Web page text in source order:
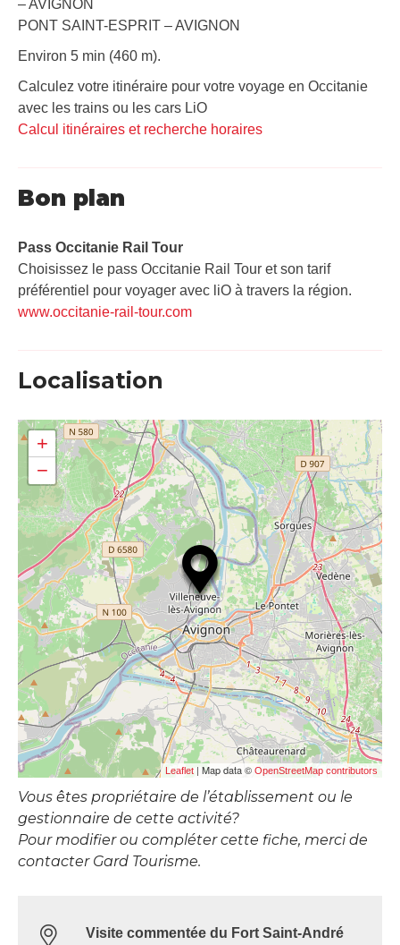
– AVIGNON
PONT SAINT-ESPRIT – AVIGNON
Environ 5 min (460 m).
Calculez votre itinéraire pour votre voyage en Occitanie
avec les trains ou les cars LiO
Calcul itinéraires et recherche horaires
Bon plan
Pass Occitanie Rail Tour​
Choisissez le pass Occitanie Rail Tour et son tarif
préférentiel pour voyager avec liO à travers la région.
www.occitanie-rail-tour.com
Localisation
+
−
Leaflet | Map data © OpenStreetMap contributors
Vous êtes propriétaire de l’établissement ou le
gestionnaire de cette activité?
Pour modifier ou compléter cette fiche, merci de
contacter Gard Tourisme.
Visite commentée du Fort Saint-André